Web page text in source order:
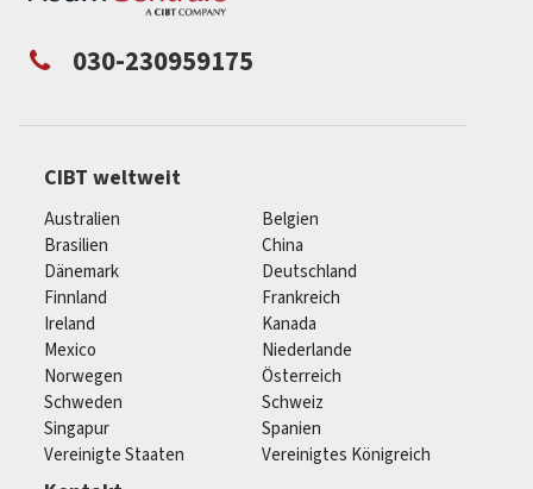
030-230959175
CIBT weltweit
Australien
Belgien
Brasilien
China
Dänemark
Deutschland
Finnland
Frankreich
Ireland
Kanada
Mexico
Niederlande
Norwegen
Österreich
Schweden
Schweiz
Singapur
Spanien
Vereinigte Staaten
Vereinigtes Königreich